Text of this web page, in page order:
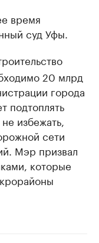
время
суд Уфы.
20 млрд
города
подтоплять
избежать,
сети
Мэр призвал
которые